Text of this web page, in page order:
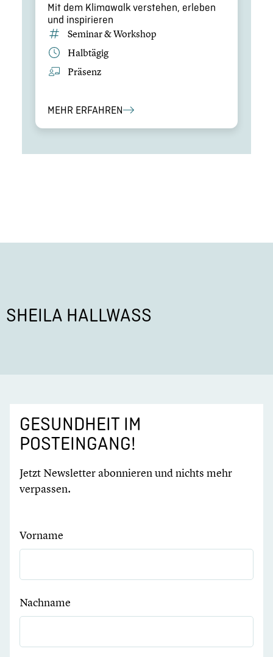
Mit dem Klimawalk verstehen, erleben
und inspi­rie­ren
Seminar & Workshop
Halbtägig
Präsenz
MEHR ERFAHREN
SHEILA HALLWASS
GESUNDHEIT IM
POSTEINGANG!
Jetzt Newsletter abonnieren und nichts mehr
verpassen.
Vorname
Nachname